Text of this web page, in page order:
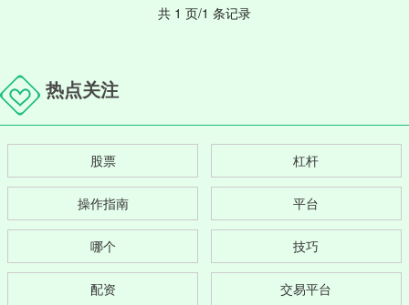
共 1 页/1 条记录
热点关注
股票 杠杆
操作指南 平台
哪个 技巧
配资 交易平台